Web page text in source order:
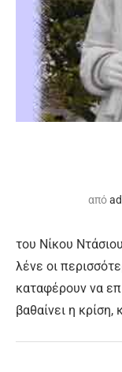
από
του Νίκου
λένε οι
καταφέρουν να
βαθαίνει η